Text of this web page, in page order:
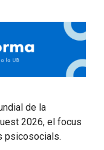
de la
2026, el focus
psicosocials.